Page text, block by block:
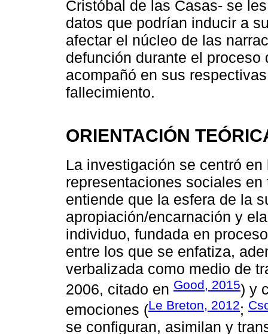
Cristóbal de las Casas- se
datos que podrían inducir a
afectar el núcleo de las
defunción durante el
acompañó en sus
fallecimiento.
ORIENTACIÓN
La investigación se centró
representaciones sociales
entiende que la esfera de la
apropiación/encarnación y
individuo, fundada en
entre los que se enfatiza,
verbalizada como medio de
2006, citado en Good, 2015) y
emociones (Le Breton, 2012;
se configuran, asimilan y